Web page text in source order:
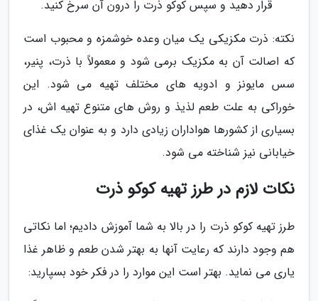
قرار دهید و سپس کوکو ذرت را درون آن سرخ کنید.
نکته: ذرت مکزیکی یک میان وعده خوشمزه و محبوب است
که اصالت آن به مکزیک برمی شود و معمولاً با ذرت، پنیر،
سس مایونز و ادویه های مختلف تهیه می شود. این
خوراکی به علت طعم لذیذ و روش های متنوع تهیه اش، در
بسیاری از کشورها هواداران زیادی دارد و به عنوان یک غذای
خیابانی نیز شناخته می شود.
نکات لازم در طرز تهیه کوکو ذرت
طرز تهیه کوکو ذرت را در بالا به شما آموزش دادیم؛ اما نکاتی
هم وجود دارند که رعایت آنها به بهتر شدن طعم و ظاهر غذا
یاری می نماید. بهتر است این موارد را در فکر خود بسپارید: